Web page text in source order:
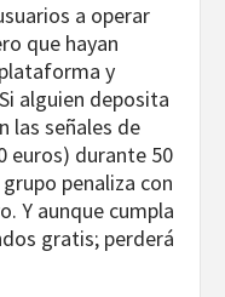
a operar
que hayan
y
alguien deposita
las señales de
euros) durante 50
penaliza con
Y aunque cumpla
gratis; perderá